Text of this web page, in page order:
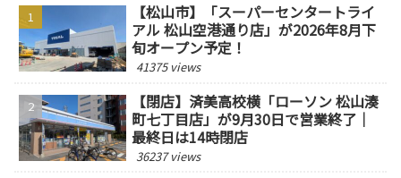
【松山市】「スーパーセンタートライ
アル 松山空港通り店」が2026年8月下
旬オープン予定！
41375 views
【閉店】済美高校横「ローソン 松山湊
町七丁目店」が9月30日で営業終了｜
最終日は14時閉店
36237 views